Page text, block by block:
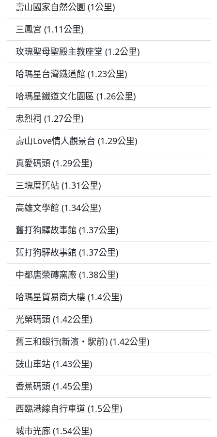
壽山國家自然公園 (1公里)
三鳳宮 (1.11公里)
玫瑰聖母聖殿主教座堂 (1.2公里)
哈瑪星台灣鐵道館 (1.23公里)
哈瑪星鐵道文化園區 (1.26公里)
忠烈祠 (1.27公里)
壽山Love情人觀景台 (1.29公里)
真愛碼頭 (1.29公里)
三塊厝舊站 (1.31公里)
高雄文學館 (1.34公里)
舊打狗驛故事館 (1.37公里)
舊打狗驛故事館 (1.37公里)
中都唐榮磚窯廠 (1.38公里)
哈瑪星貿易商大樓 (1.4公里)
光榮碼頭 (1.42公里)
舊三和銀行(新濱・駅前) (1.42公里)
鼓山車站 (1.43公里)
香蕉碼頭 (1.45公里)
西臨港線自行車道 (1.5公里)
城市光廊 (1.54公里)